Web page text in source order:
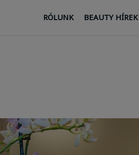
RÓLUNK BEAUTY HÍREK